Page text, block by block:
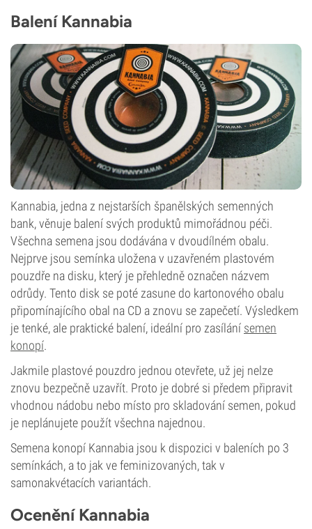
Balení Kannabia
Kannabia, jedna z nejstarších španělských semenných
bank, věnuje balení svých produktů mimořádnou péči.
Všechna semena jsou dodávána v dvoudílném obalu.
Nejprve jsou semínka uložena v uzavřeném plastovém
pouzdře na disku, který je přehledně označen názvem
odrůdy. Tento disk se poté zasune do kartonového obalu
připomínajícího obal na CD a znovu se zapečetí. Výsledkem
je tenké, ale praktické balení, ideální pro zasílání semen
konopí.
Jakmile plastové pouzdro jednou otevřete, už jej nelze
znovu bezpečně uzavřít. Proto je dobré si předem připravit
vhodnou nádobu nebo místo pro skladování semen, pokud
je neplánujete použít všechna najednou.
Semena konopí Kannabia jsou k dispozici v baleních po 3
semínkách, a to jak ve feminizovaných, tak v
samonakvétacích variantách.
Ocenění Kannabia